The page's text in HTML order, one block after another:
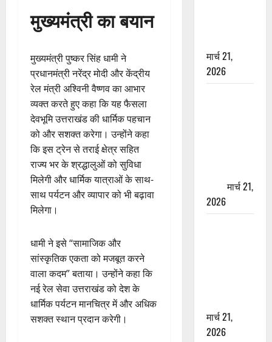
मुख्यमंत्री का बयान
मुख्यमंत्री पुष्कर सिंह धामी ने
प्रधानमंत्री नरेंद्र मोदी और केंद्रीय
रेल मंत्री अश्विनी वैष्णव का आभार
व्यक्त करते हुए कहा कि यह फैसला
देवभूमि उत्तराखंड की धार्मिक पहचान
को और सशक्त करेगा। उन्होंने कहा
कि इस ट्रेन से तराई क्षेत्र सहित
राज्य भर के श्रद्धालुओं को सुविधा
मिलेगी और धार्मिक यात्राओं के साथ-
साथ पर्यटन और व्यापार को भी बढ़ावा
मिलेगा।
धामी ने इसे “सामाजिक और
सांस्कृतिक एकता को मजबूत करने
वाला कदम” बताया। उन्होंने कहा कि
नई रेल सेवा उत्तराखंड को देश के
धार्मिक पर्यटन मानचित्र में और अधिक
सशक्त स्थान प्रदान करेगी।
मार्च 21,
2026
मार्च 21,
2026
मार्च 21,
2026